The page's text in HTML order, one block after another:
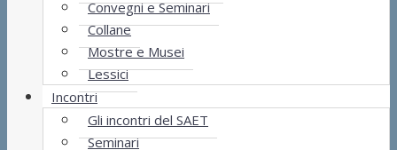
Convegni e Seminari
Collane
Mostre e Musei
Lessici
Incontri
Gli incontri del SAET
Seminari